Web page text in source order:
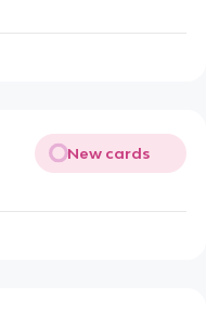
New cards